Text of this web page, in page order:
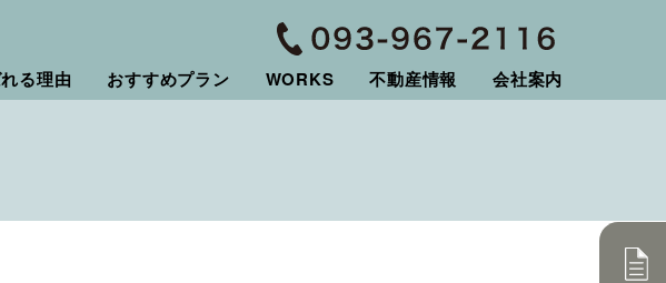
る理由 おすすめプラン WORKS 不動産情報 会社案内